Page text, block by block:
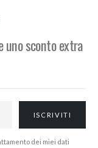
sconto extra
dei miei dati